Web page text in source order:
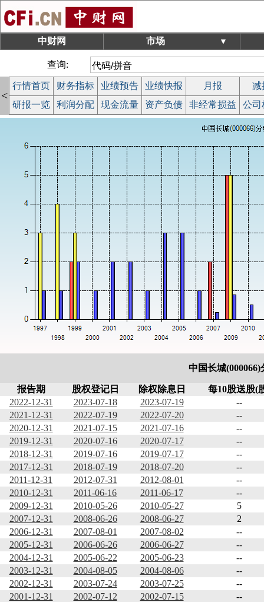
中财网 市场 ▼
查询:
<
行情首页 财务指标 业绩预告 业绩快报 月报
减
研报一览
利润分配 现金流量 资产负债 非经常损益 公司
中国长城(000066)
报告期 股权登记日 除权除息日
每10股送股(
2022-12-31
2023-07-18 2023-07-19
--
2021-12-31
2022-07-19 2022-07-20
--
2020-12-31
2021-07-15 2021-07-16
--
2019-12-31
2020-07-16 2020-07-17
--
2018-12-31
2019-07-16 2019-07-17
--
2017-12-31
2018-07-19 2018-07-20
--
2011-12-31
2012-07-31 2012-08-01
--
2010-12-31
2011-06-16 2011-06-17
--
2009-12-31
2010-05-26 2010-05-27
5
2007-12-31
2008-06-26 2008-06-27
2
2006-12-31
2007-08-01 2007-08-02
--
2005-12-31
2006-06-26 2006-06-27
--
2004-12-31
2005-06-22 2005-06-23
--
2003-12-31
2004-08-05 2004-08-06
--
2002-12-31
2003-07-24 2003-07-25
--
2001-12-31
2002-07-12 2002-07-15
--